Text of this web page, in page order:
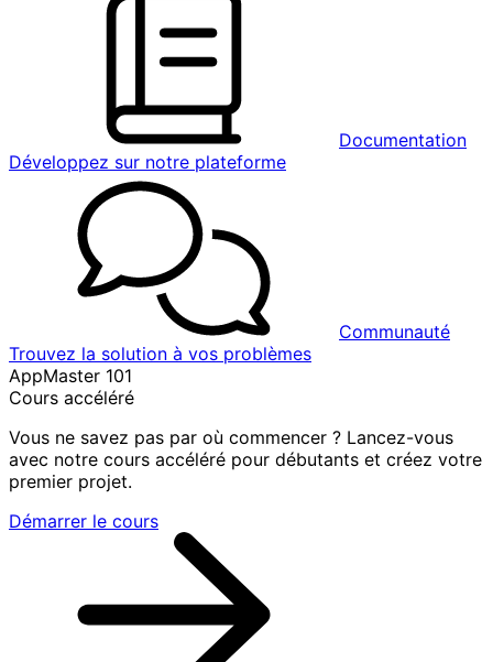
Documentation
Développez sur notre plateforme
Communauté
Trouvez la solution à vos problèmes
AppMaster 101
Cours accéléré
Vous ne savez pas par où commencer ? Lancez-vous
avec notre cours accéléré pour débutants et créez votre
premier projet.
Démarrer le cours